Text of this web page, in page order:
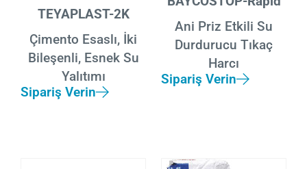
TEYAPLAST-2K
Çimento Esaslı, İki
Bileşenli, Esnek Su
Yalıtımı
Sipariş Verin
Ani Priz Etkili Su
Durdurucu Tıkaç
Harcı
Sipariş Verin